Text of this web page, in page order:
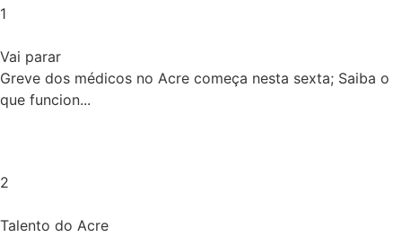
1
Vai parar
Greve dos médicos no Acre começa nesta sexta; Saiba o
que funcion...
2
Talento do Acre